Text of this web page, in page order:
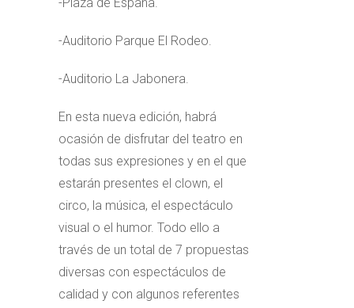
-Auditorio Parque El Rodeo.
-Auditorio La Jabonera.
En esta nueva edición, habrá
ocasión de disfrutar del teatro en
todas sus expresiones y en el que
estarán presentes el clown, el
circo, la música, el espectáculo
visual o el humor. Todo ello a
través de un total de 7 propuestas
diversas con espectáculos de
calidad y con algunos referentes